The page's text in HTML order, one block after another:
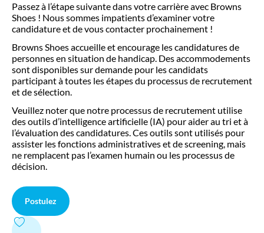
Passez à l’étape suivante dans votre carrière avec Browns
Shoes ! Nous sommes impatients d’examiner votre
candidature et de vous contacter prochainement !
Browns Shoes accueille et encourage les candidatures de
personnes en situation de handicap. Des accommodements
sont disponibles sur demande pour les candidats
participant à toutes les étapes du processus de recrutement
et de sélection.
Veuillez noter que notre processus de recrutement utilise
des outils d’intelligence artificielle (IA) pour aider au tri et à
l’évaluation des candidatures. Ces outils sont utilisés pour
assister les fonctions administratives et de screening, mais
ne remplacent pas l’examen humain ou les processus de
décision.
Postulez